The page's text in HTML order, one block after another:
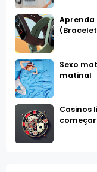
Aprenda
Sexo
matinal
Casinos